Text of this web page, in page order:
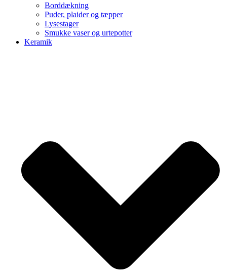
Borddækning
Puder, plaider og tæpper
Lysestager
Smukke vaser og urtepotter
Keramik